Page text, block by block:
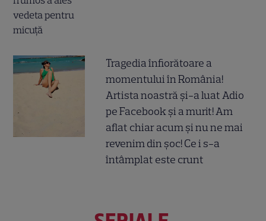
Tragedia înfiorătoare a
momentului în România!
Artista noastră și-a luat Adio
pe Facebook și a murit! Am
aflat chiar acum și nu ne mai
revenim din șoc! Ce i s-a
întâmplat este crunt